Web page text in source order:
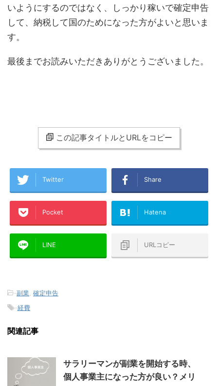
いようにするのではなく、しっかり稼いで確定申告
して、納税して国のためになった方がよいと思いま
す。
最後までお読みいただきありがとうございました。
この記事タイトルとURLをコピー
Twitter Share
Pocket Hatena
LINE URLコピー
-副業 確定申告
-経費
関連記事
サラリーマンが副業を開始する時、
個人事業主になった方が良い？メリ